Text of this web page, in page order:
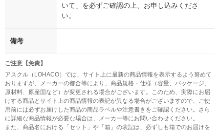
いて」を必ずご確認の上、お申し込みくださ
い。
備考
ご注意【免責】
アスクル（LOHACO）では、サイト上に最新の商品情報を表示するよう努めて
おりますが、メーカーの都合等により、商品規格・仕様（容量、パッケージ、
原材料、原産国など）が変更される場合がございます。このため、実際にお届
けする商品とサイト上の商品情報の表記が異なる場合がございますので、ご使
用前には必ずお届けした商品の商品ラベルや注意書きをご確認ください。さら
に詳細な商品情報が必要な場合は、メーカー等にお問い合わせください。
また、商品名における「セット」や「箱」の表記は、必ずしも箱でのお届けを